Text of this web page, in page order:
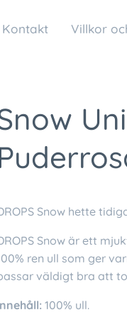
Kontakt Villkor
Snow hette
Snow är ett
ren ull som ger
väldigt bra att
100% ull.